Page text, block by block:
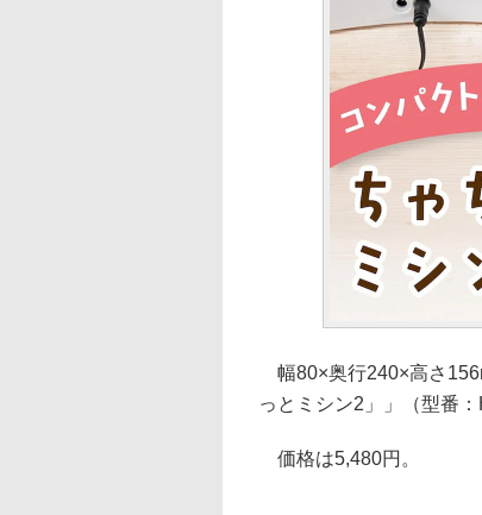
幅80×奥行240×高さ
っとミシン2」」（型番
価格は5,480円。